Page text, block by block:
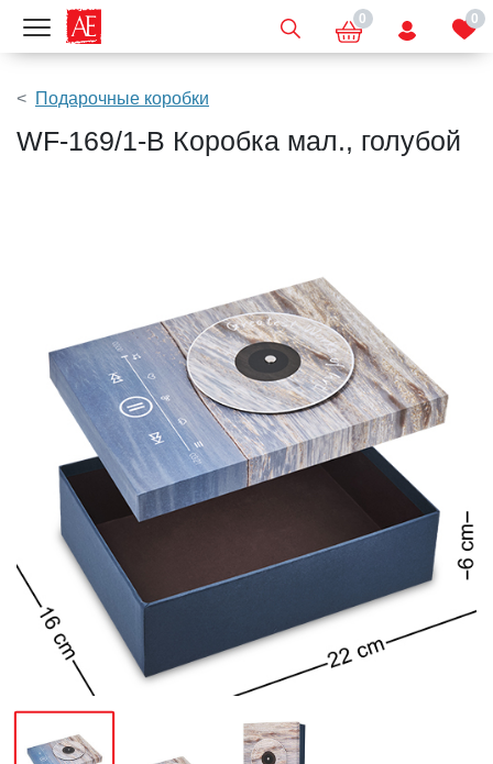
Показать меню 0 0
Подарочные коробки
WF-169/1-B Коробка мал., голубой